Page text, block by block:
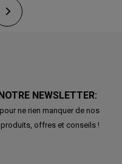
NEWSLETTER:
ne rien manquer de nos
produits, offres et conseils !